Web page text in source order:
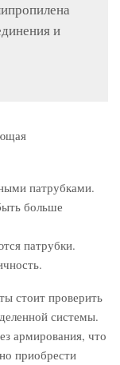
и
патрубками.
больше
патрубки.
стоит проверить
системы.
армирования, что
приобрести